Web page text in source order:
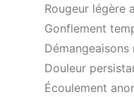
Rougeur légère
Gonflement
Démangeaisons
Douleur
Écoulement